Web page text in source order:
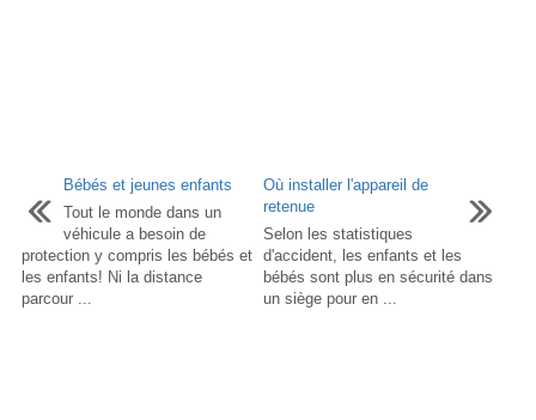
Bébés et jeunes enfants
Tout le monde dans un
véhicule a besoin de
protection y compris les bébés et
les enfants! Ni la distance
parcour ...
Où installer l'appareil de
retenue
Selon les statistiques
d'accident, les enfants et les
bébés sont plus en sécurité dans
un siège pour en ...